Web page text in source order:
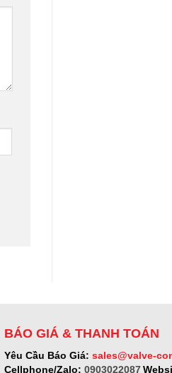
BÁO GIÁ & THANH TOÁN
Yêu Cầu Báo Giá: sales@valve-
Cellphone/Zalo: 0903022087